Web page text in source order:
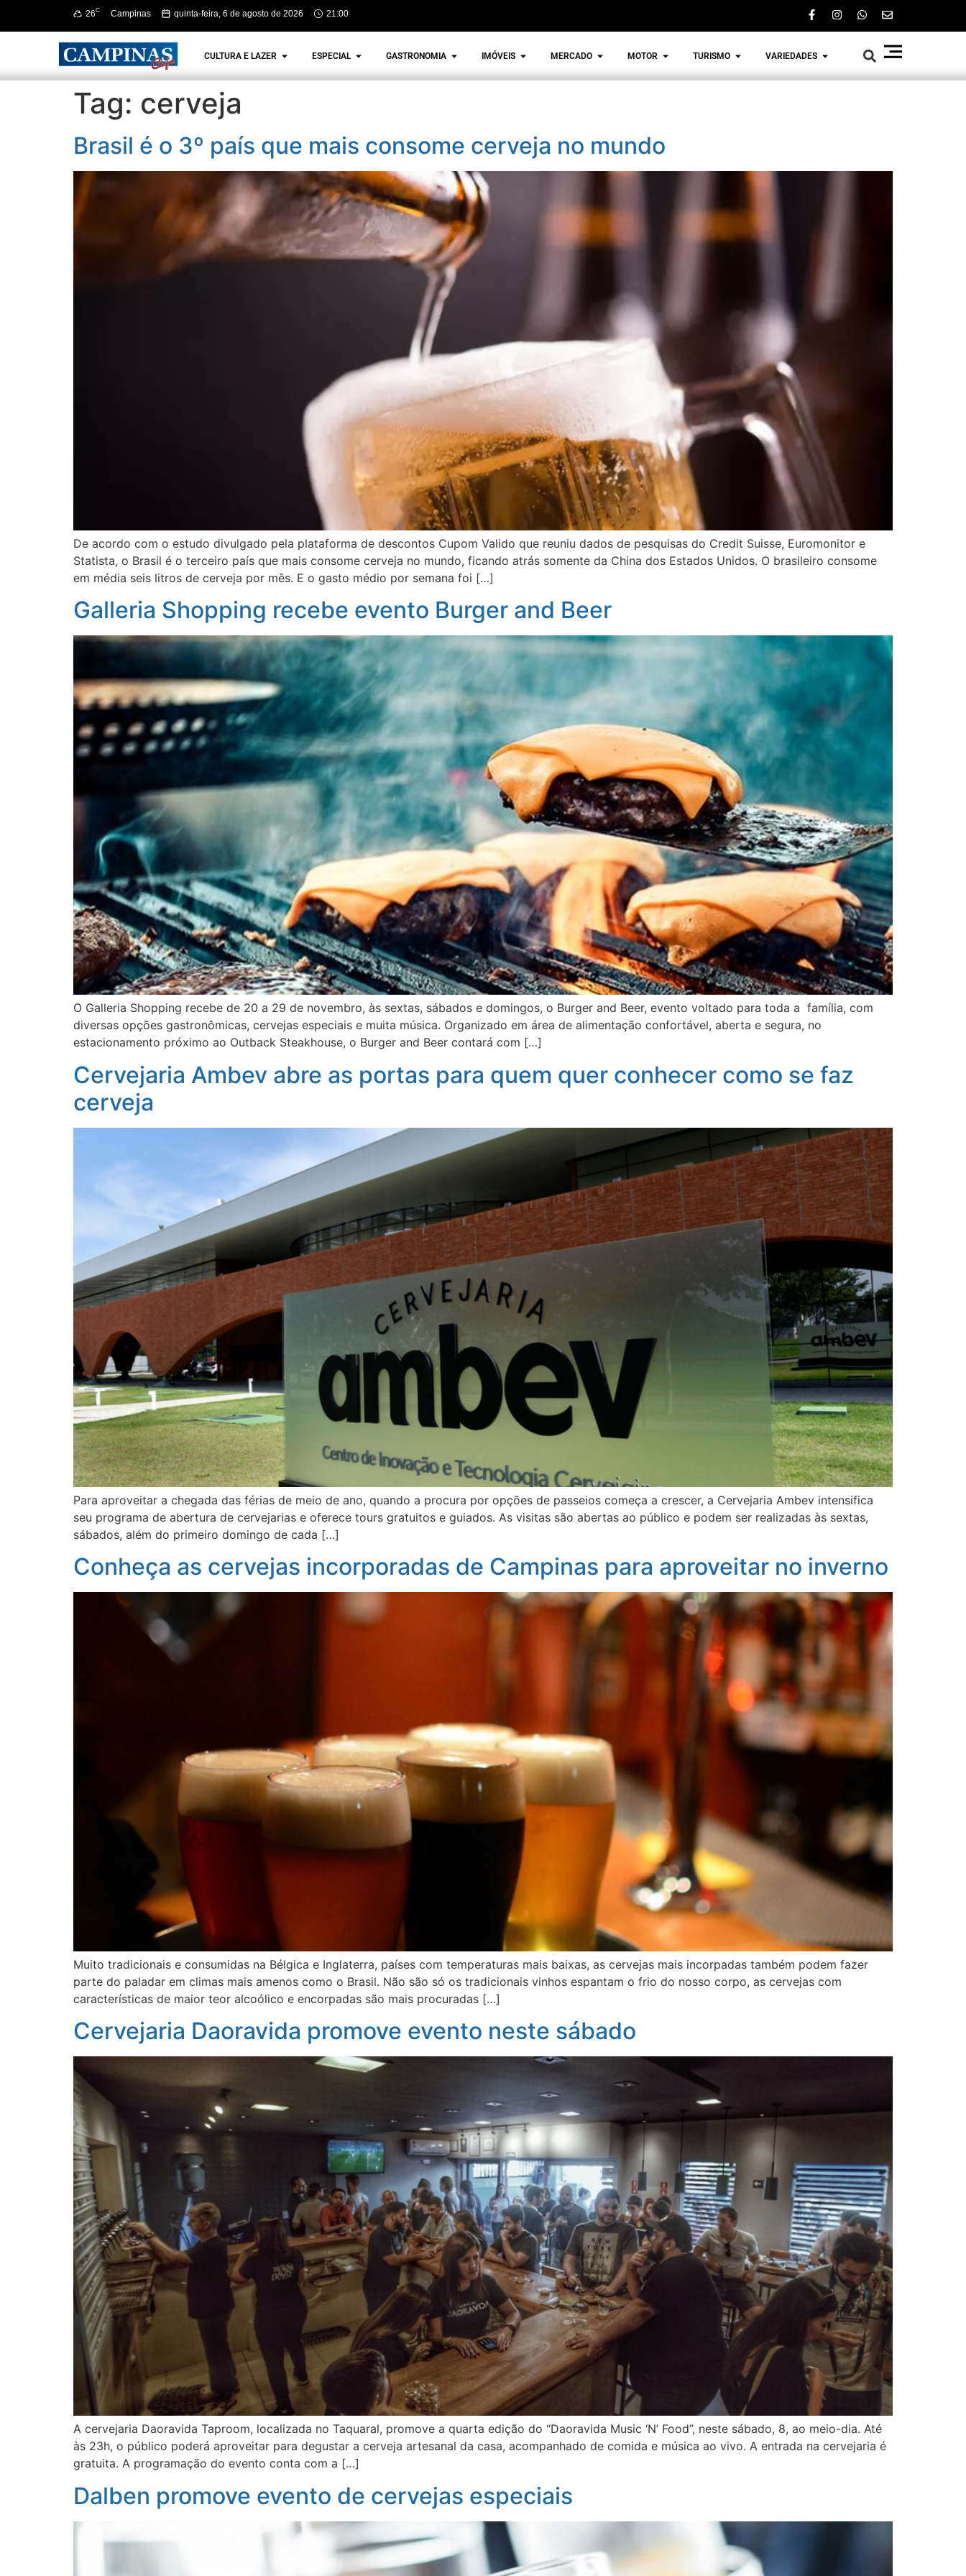
26C Campinas quinta-feira, 6 de agosto de 2026 21:00
CULTURA E LAZER ESPECIAL GASTRONOMIA IMÓVEIS MERCADO MOTOR TURISMO VARIEDADES
Tag: cerveja
Brasil é o 3º país que mais consome cerveja no mundo
De acordo com o estudo divulgado pela plataforma de descontos Cupom Valido que reuniu dados de pesquisas do Credit Suisse, Euromonitor e
Statista, o Brasil é o terceiro país que mais consome cerveja no mundo, ficando atrás somente da China dos Estados Unidos. O brasileiro consome
em média seis litros de cerveja por mês. E o gasto médio por semana foi […]
Galleria Shopping recebe evento Burger and Beer
O Galleria Shopping recebe de 20 a 29 de novembro, às sextas, sábados e domingos, o Burger and Beer, evento voltado para toda a família, com
diversas opções gastronômicas, cervejas especiais e muita música. Organizado em área de alimentação confortável, aberta e segura, no
estacionamento próximo ao Outback Steakhouse, o Burger and Beer contará com […]
Cervejaria Ambev abre as portas para quem quer conhecer como se faz
cerveja
Para aproveitar a chegada das férias de meio de ano, quando a procura por opções de passeios começa a crescer, a Cervejaria Ambev intensifica
seu programa de abertura de cervejarias e oferece tours gratuitos e guiados. As visitas são abertas ao público e podem ser realizadas às sextas,
sábados, além do primeiro domingo de cada […]
Conheça as cervejas incorporadas de Campinas para aproveitar no inverno
Muito tradicionais e consumidas na Bélgica e Inglaterra, países com temperaturas mais baixas, as cervejas mais incorpadas também podem fazer
parte do paladar em climas mais amenos como o Brasil. Não são só os tradicionais vinhos espantam o frio do nosso corpo, as cervejas com
características de maior teor alcoólico e encorpadas são mais procuradas […]
Cervejaria Daoravida promove evento neste sábado
A cervejaria Daoravida Taproom, localizada no Taquaral, promove a quarta edição do “Daoravida Music ‘N’ Food”, neste sábado, 8, ao meio-dia. Até
às 23h, o público poderá aproveitar para degustar a cerveja artesanal da casa, acompanhado de comida e música ao vivo. A entrada na cervejaria é
gratuita. A programação do evento conta com a […]
Dalben promove evento de cervejas especiais